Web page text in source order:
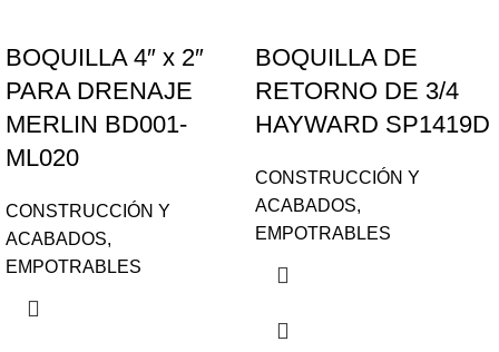
BOQUILLA 4″ x 2″
PARA DRENAJE
MERLIN BD001-
ML020
CONSTRUCCIÓN Y
ACABADOS,
EMPOTRABLES
BOQUILLA DE
RETORNO DE 3/4
HAYWARD SP1419D
CONSTRUCCIÓN Y
ACABADOS,
EMPOTRABLES